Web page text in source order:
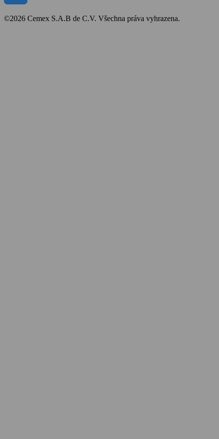
©2026 Cemex S.A.B de C.V. Všechna práva vyhrazena.